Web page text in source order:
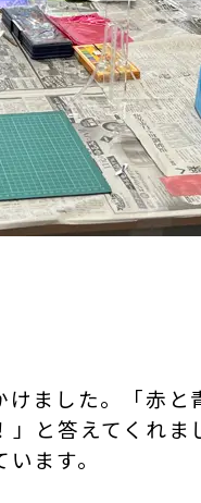
ました。「赤と
と答えてくれま
ます。